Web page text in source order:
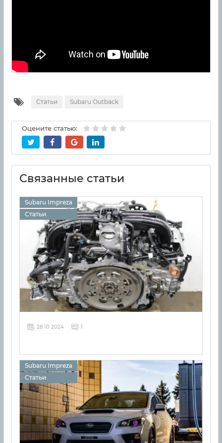
Статьи Subaru Outback
Оцените статью:
Связанные статьи
Subaru Impreza
Статьи
28 10 2024 1
Subaru Impreza
Статьи